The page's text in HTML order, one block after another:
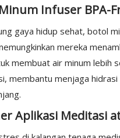
Infuser BPA-
gaya hidup sehat, botol
mereka
membuat air minum lebih
membantu menjaga
Aplikasi Meditasi